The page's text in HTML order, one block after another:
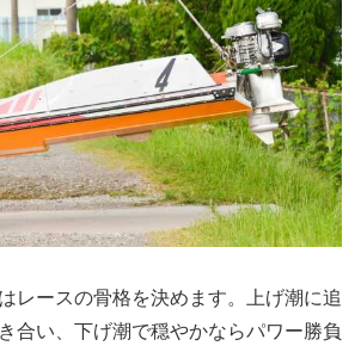
レースの骨格を決めます。上げ潮に追
合い、下げ潮で穏やかならパワー勝負